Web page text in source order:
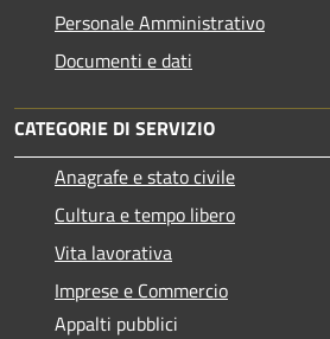
Personale Amministrativo
Documenti e dati
CATEGORIE DI SERVIZIO
Anagrafe e stato civile
Cultura e tempo libero
Vita lavorativa
Imprese e Commercio
Appalti pubblici